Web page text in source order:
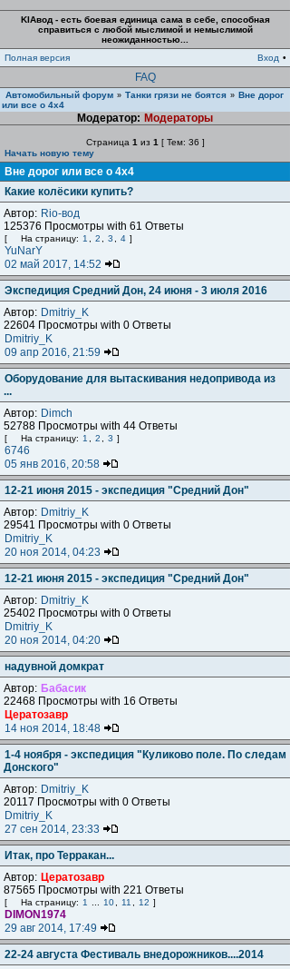
KIAвод - есть боевая единица сама в себе, способная
справиться с любой мыслимой и немыслимой
неожиданностью...
Полная версия
Вход •
FAQ
Автомобильный форум » Танки грязи не боятся » Вне дорог
или все о 4x4
Модератор: Модераторы
Страница 1 из 1 [ Тем: 36 ]
Начать новую тему
Вне дорог или все о 4x4
Какие колёсики купить?
Автор: Rio-вод
125376 Просмотры with 61 Ответы
[ На страницу: 1 2 3 4 ]
YuNarY
02 май 2017, 14:52
Экспедиция Средний Дон, 24 июня - 3 июля 2016
Автор: Dmitriy_K
22604 Просмотры with 0 Ответы
Dmitriy_K
09 апр 2016, 21:59
Оборудование для вытаскивания недопривода из
...
Автор: Dimch
52788 Просмотры with 44 Ответы
[ На страницу: 1 2 3 ]
6746
05 янв 2016, 20:58
12-21 июня 2015 - экспедиция "Средний Дон"
Автор: Dmitriy_K
29541 Просмотры with 0 Ответы
Dmitriy_K
20 ноя 2014, 04:23
12-21 июня 2015 - экспедиция "Средний Дон"
Автор: Dmitriy_K
25402 Просмотры with 0 Ответы
Dmitriy_K
20 ноя 2014, 04:20
надувной домкрат
Автор: Бабасик
22468 Просмотры with 16 Ответы
Цератозавр
14 ноя 2014, 18:48
1-4 ноября - экспедиция "Куликово поле. По следам
Донского"
Автор: Dmitriy_K
20117 Просмотры with 0 Ответы
Dmitriy_K
27 сен 2014, 23:33
Итак, про Терракан...
Автор: Цератозавр
87565 Просмотры with 221 Ответы
[ На страницу: 1 10 11 12 ]
DIMON1974
29 авг 2014, 17:49
22-24 августа Фестиваль внедорожников....2014